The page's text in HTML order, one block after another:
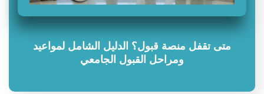
متى تقفل منصة قبول؟ الدليل الشامل لمواعيد
ومراحل القبول الجامعي